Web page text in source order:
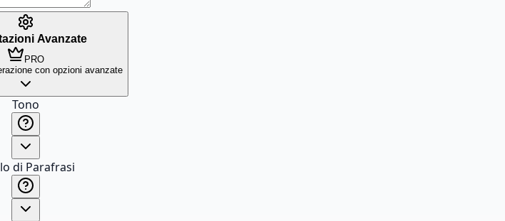
Avanzate
PRO
con opzioni avanzate
Tono
di Parafrasi